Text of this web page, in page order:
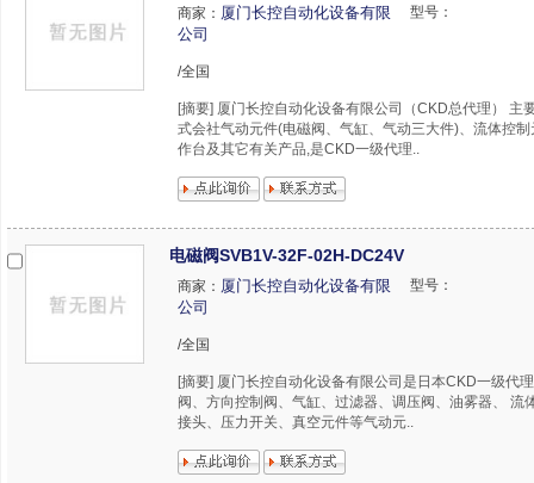
商家： 厦门长控自动化设备有限
公司
型号：
/全国
[摘要] 厦门长控自动化设备有限公司（CKD总代理） 主
式会社气动元件(电磁阀、气缸、气动三大件)、流体控
作台及其它有关产品,是CKD一级代理..
电磁阀SVB1V-32F-02H-DC24V
商家： 厦门长控自动化设备有限
公司
型号：
/全国
[摘要] 厦门长控自动化设备有限公司是日本CKD一级代
阀、方向控制阀、气缸、过滤器、调压阀、油雾器、 流
接头、压力开关、真空元件等气动元..